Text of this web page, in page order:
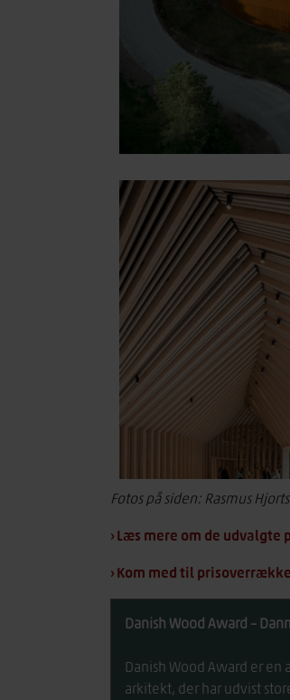
Fotos på siden: Rasmus
› Læs mere om de
› Kom med til
Danish Wood Award –
Danish Wood Award er
arkitekt, der har udvist